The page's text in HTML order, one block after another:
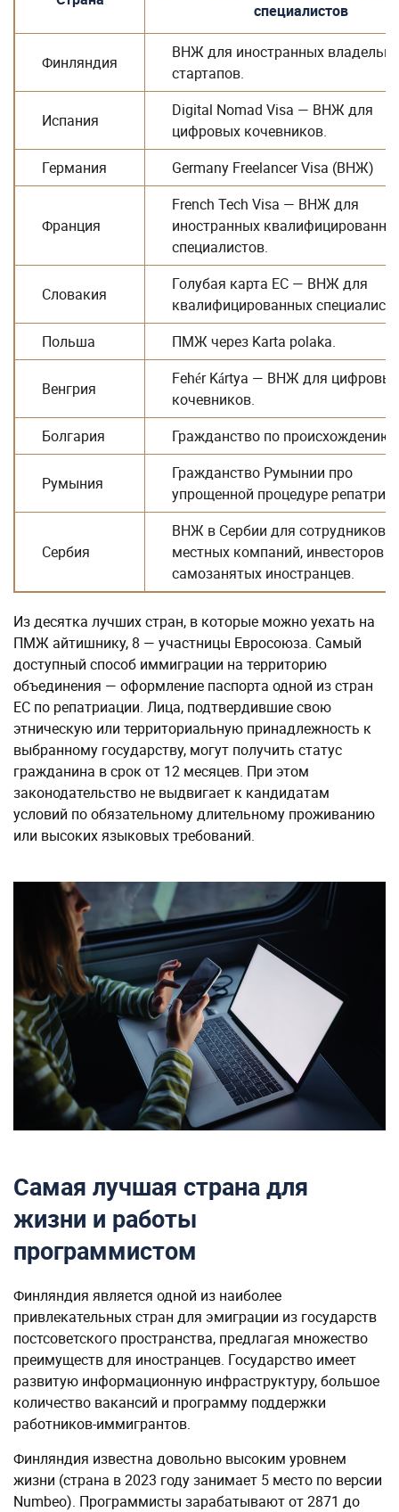
специалистов
Финляндия
ВНЖ для иностранных
стартапов.
Испания
Digital Nomad Visa — ВНЖ для
цифровых кочевников.
Германия
Germany Freelancer Visa (ВНЖ)
Франция
French Tech Visa — ВНЖ для
иностранных
специалистов.
Словакия
Голубая карта ЕС — ВНЖ для
квалифицированных
Польша
ПМЖ через Karta polaka.
Венгрия
Fehér Kártya — ВНЖ для цифровых
кочевников.
Болгария
Гражданство по происхождению.
Румыния
Гражданство Румынии про
упрощенной процедуре
Сербия
ВНЖ в Сербии для сотрудников
местных компаний, инвесторов и
самозанятых иностранцев.
Из десятка лучших стран, в которые можно уехать на
ПМЖ айтишнику, 8 — участницы Евросоюза. Самый
доступный способ иммиграции на территорию
объединения — оформление паспорта одной из стран
ЕС по репатриации. Лица, подтвердившие свою
этническую или территориальную принадлежность к
выбранному государству, могут получить статус
гражданина в срок от 12 месяцев. При этом
законодательство не выдвигает к кандидатам
условий по обязательному длительному проживанию
или высоких языковых требований.
Самая лучшая страна для
жизни и работы
программистом
Финляндия является одной из наиболее
привлекательных стран для эмиграции из государств
постсоветского пространства, предлагая множество
преимуществ для иностранцев. Государство имеет
развитую информационную инфраструктуру, большое
количество вакансий и программу поддержки
работников-иммигрантов.
Финляндия известна довольно высоким уровнем
жизни (страна в 2023 году занимает 5 место по версии
Numbeo). Программисты зарабатывают от 2871 до